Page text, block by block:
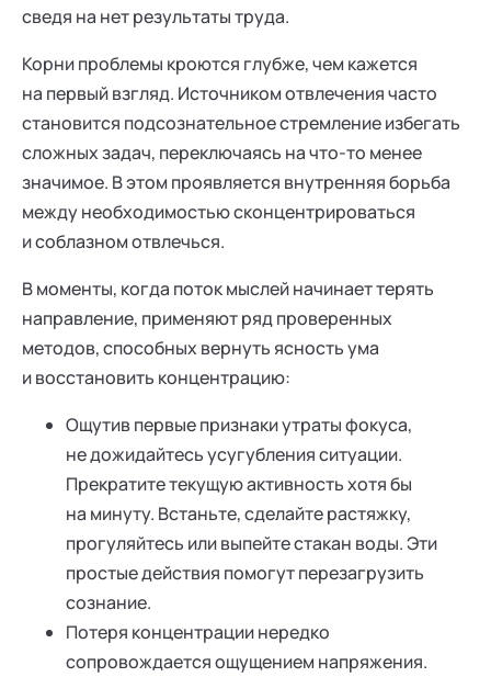
сведя на нет результаты труда.
Корни проблемы кроются глубже, чем кажется
на первый взгляд. Источником отвлечения часто
становится подсознательное стремление избегать
сложных задач, переключаясь на что-то менее
значимое. В этом проявляется внутренняя борьба
между необходимостью сконцентрироваться
и соблазном отвлечься.
В моменты, когда поток мыслей начинает терять
направление, применяют ряд проверенных
методов, способных вернуть ясность ума
и восстановить концентрацию:
Ощутив первые признаки утраты фокуса,
не дожидайтесь усугубления ситуации.
Прекратите текущую активность хотя бы
на минуту. Встаньте, сделайте растяжку,
прогуляйтесь или выпейте стакан воды. Эти
простые действия помогут перезагрузить
сознание.
Потеря концентрации нередко
сопровождается ощущением напряжения.